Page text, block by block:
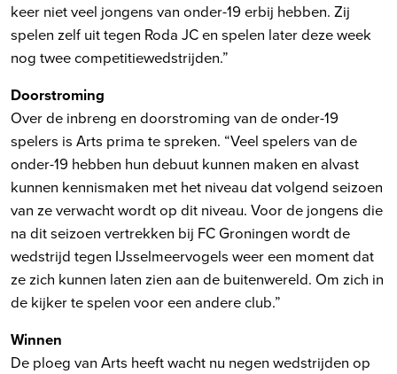
keer niet veel jongens van onder-19 erbij hebben. Zij
spelen zelf uit tegen Roda JC en spelen later deze week
nog twee competitiewedstrijden.”
Doorstroming
Over de inbreng en doorstroming van de onder-19
spelers is Arts prima te spreken. “Veel spelers van de
onder-19 hebben hun debuut kunnen maken en alvast
kunnen kennismaken met het niveau dat volgend seizoen
van ze verwacht wordt op dit niveau. Voor de jongens die
na dit seizoen vertrekken bij FC Groningen wordt de
wedstrijd tegen IJsselmeervogels weer een moment dat
ze zich kunnen laten zien aan de buitenwereld. Om zich in
de kijker te spelen voor een andere club.”
Winnen
De ploeg van Arts heeft wacht nu negen wedstrijden op